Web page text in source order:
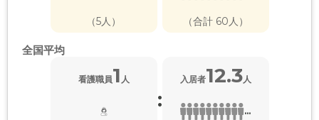
（5人） （合計 60人）
全国平均
看護職員1 人
:
入居者12.3人
...